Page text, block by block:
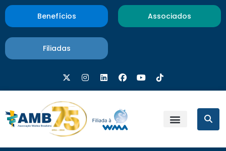
Benefícios Associados
Filiadas